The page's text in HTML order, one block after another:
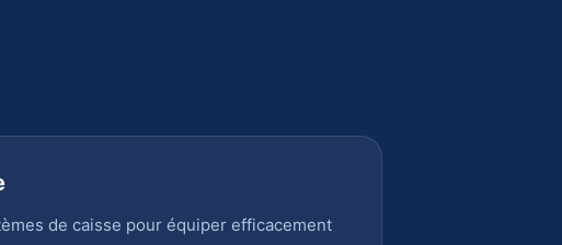
de caisse pour équiper efficacement